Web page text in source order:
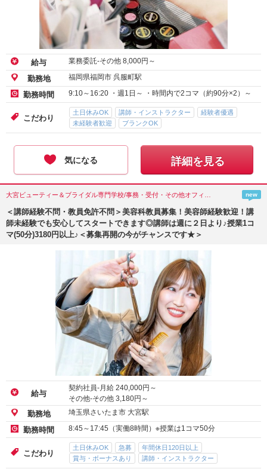
給与 業務委託-その他 8,000円～
勤務地 福岡県福岡市 呉服町駅
勤務時間 9:10～16:20 ・週1日～ ・時間内で2コマ（約90分×2）～
こだわり
土日休みOK 講師・インストラクター
経験者優遇
未経験者歓迎
ブランクOK
気になる 詳細を見る
new
＜講師経験不問・教員免許不問＞美容科教員募集！美容師経験歓迎！講
師未経験でも安心してスタートできます◎講師は週に２日より♪授業1コ
マ(50分)3180円以上♪＜募集再開の今がチャンスです★＞
給与
契約社員-月給 240,000円～
その他-その他 3,180円～
勤務地 埼玉県さいたま市 大宮駅
勤務時間 8:45～17:45（実働8時間）※授業は1コマ50分
こだわり
土日休みOK 急募
年間休日120日以上
賞与・ボーナスあり
講師・インストラクター